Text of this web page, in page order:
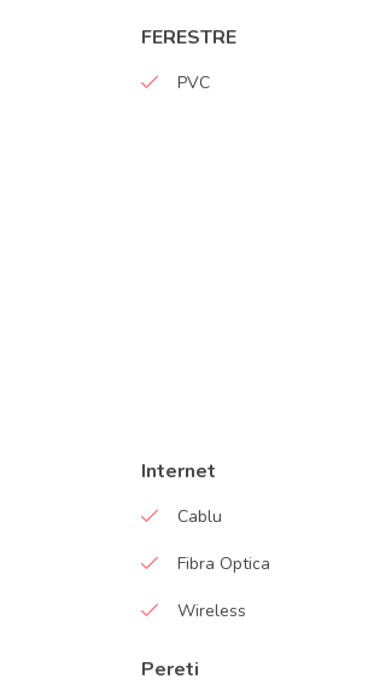
FERESTRE
PVC
Internet
Cablu
Fibra Optica
Wireless
Pereti